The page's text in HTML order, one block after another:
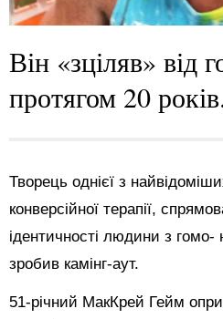
Він «зціляв» від
протягом 20
Творець однієї з
конверсійної терапії,
ідентичності людини з гомо-
зробив камінг-аут.
51-річний МакКрей Гейм